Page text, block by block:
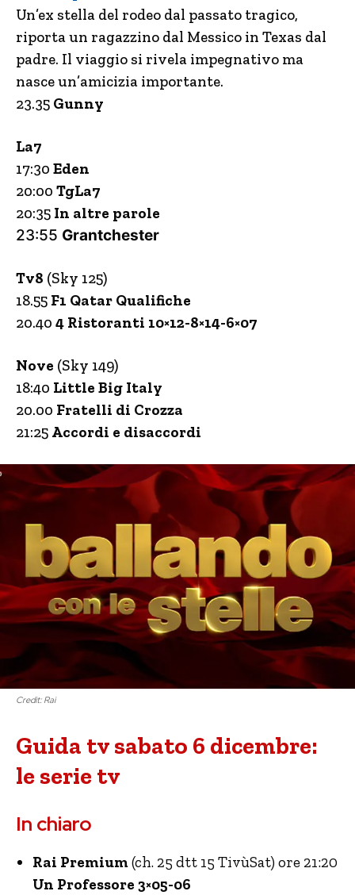
Un’ex stella del rodeo dal passato tragico,
riporta un ragazzino dal Messico in Texas dal
padre. Il viaggio si rivela impegnativo ma
nasce un’amicizia importante.
23.35 Gunny
La7
17:30 Eden
20:00 TgLa7
20:35 In altre parole
23:55 Grantchester
Tv8 (Sky 125)
18.55 F1 Qatar Qualifiche
20.40 4 Ristoranti 10×12-8×14-6×07
Nove (Sky 149)
18:40 Little Big Italy
20.00 Fratelli di Crozza
21:25 Accordi e disaccordi
Credit: Rai
Guida tv sabato 6 dicembre:
le serie tv
In chiaro
Rai Premium(ch. 25 dtt 15 TivùSat) ore 21:20
Un Professore 3×05-06